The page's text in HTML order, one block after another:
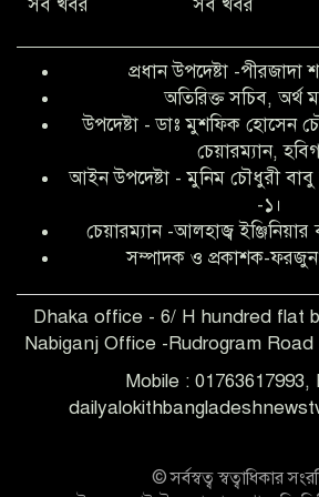
বৃত্তি পরীক্ষার
ফারুক মাস্টার
আব্দুল হক
শিকড় ছুঁই ছুঁই,ফরজুন
সিলেট রেঞ্জের শ্রেষ্ঠ
নবীগঞ্জ থানার ওসি
‎নবীগঞ্জে এক
শিশু ধর্ষণের
সব খবর সব খবর
প্রধান উপদেষ্টা -পীরজাদা
অতিরিক্ত সচিব, অর্থ
উপদেষ্টা - ডাঃ মুশফিক হোসেন
চেয়ারম্যান,
আইন উপদেষ্টা - মুনিম চৌধুরী বাবু
-১।
চেয়ারম্যান -আলহাজ্ব
সম্পাদক ও প্রকাশক-ফরজুন
Dhaka office - 6/ H hundred flat
Nabiganj Office -Rudrogram
Mobile : 01763617993,
© সর্বস্বত্ব স্বত্বাধিকার